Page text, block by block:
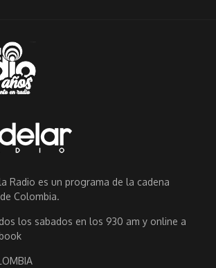
Radio es un programa de la cadena
Colombia.
los sabados en los 930 am y online a